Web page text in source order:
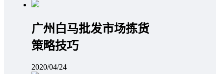
广州白马批发市场拣货
策略技巧
2020/04/24